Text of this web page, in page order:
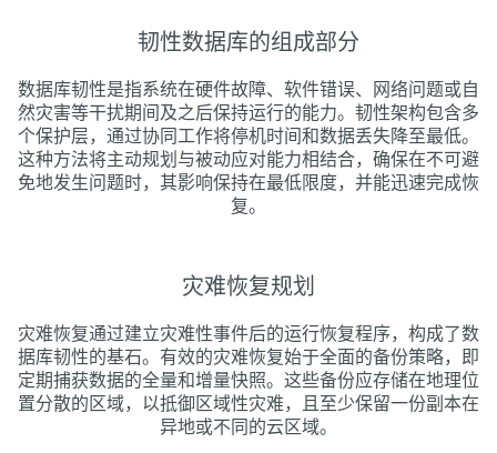
韧性数据库的组成部分
数据库韧性是指系统在硬件故障、软件错误、网络问题或自
然灾害等干扰期间及之后保持运行的能力。韧性架构包含多
个保护层，通过协同工作将停机时间和数据丢失降至最低。
这种方法将主动规划与被动应对能力相结合，确保在不可避
免地发生问题时，其影响保持在最低限度，并能迅速完成恢
复。
灾难恢复规划
灾难恢复通过建立灾难性事件后的运行恢复程序，构成了数
据库韧性的基石。有效的灾难恢复始于全面的备份策略，即
定期捕获数据的全量和增量快照。这些备份应存储在地理位
置分散的区域，以抵御区域性灾难，且至少保留一份副本在
异地或不同的云区域。